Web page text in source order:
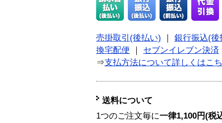
売掛取引(後払い)
銀行振込(後
換宅配便
セブンイレブン決済
⇒支払方法について詳しくはこ
送料について
1つのご注文毎に一律1,100円(税